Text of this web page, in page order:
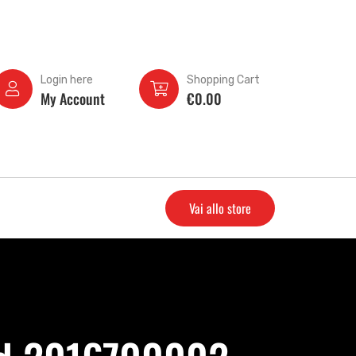
Login here
My Account
Shopping Cart
€0.00
Vai allo store